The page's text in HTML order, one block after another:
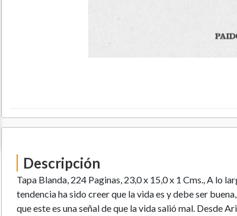
Descripción
Tapa Blanda, 224 Paginas, 23,0 x 15,0 x 1 Cms., A lo
tendencia ha sido creer que la vida es y debe ser
que este es una señal de que la vida salió mal. Desde